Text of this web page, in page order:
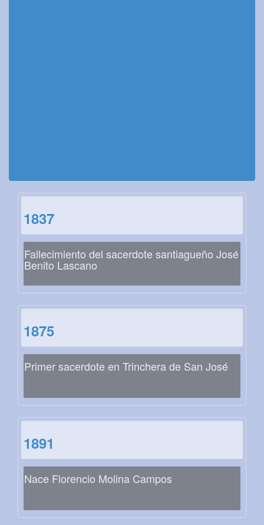
1837
Fallecimiento del sacerdote santiagueño José
Benito Lascano
1875
Primer sacerdote en Trinchera de San José
1891
Nace Florencio Molina Campos